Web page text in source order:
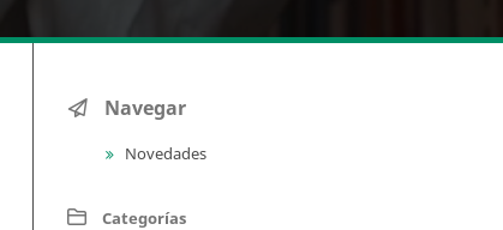
Navegar
Novedades
Categorías